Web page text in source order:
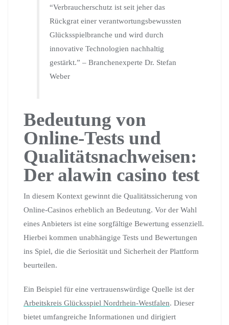
“Verbraucherschutz ist seit jeher das
Rückgrat einer verantwortungsbewussten
Glücksspielbranche und wird durch
innovative Technologien nachhaltig
gestärkt.” – Branchenexperte Dr. Stefan
Weber
Bedeutung von
Online-Tests und
Qualitätsnachweisen:
Der alawin casino test
In diesem Kontext gewinnt die Qualitätssicherung von
Online-Casinos erheblich an Bedeutung. Vor der Wahl
eines Anbieters ist eine sorgfältige Bewertung essenziell.
Hierbei kommen unabhängige Tests und Bewertungen
ins Spiel, die die Seriosität und Sicherheit der Plattform
beurteilen.
Ein Beispiel für eine vertrauenswürdige Quelle ist der
Arbeitskreis Glücksspiel Nordrhein-Westfalen. Dieser
bietet umfangreiche Informationen und dirigiert